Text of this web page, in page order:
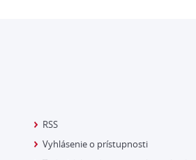
RSS
Vyhlásenie o prístupnosti